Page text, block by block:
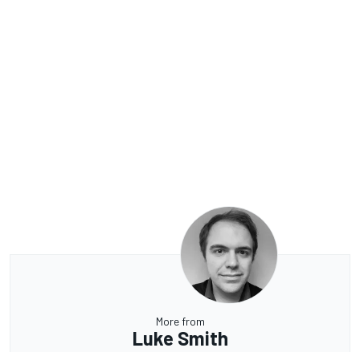
More from
Luke Smith